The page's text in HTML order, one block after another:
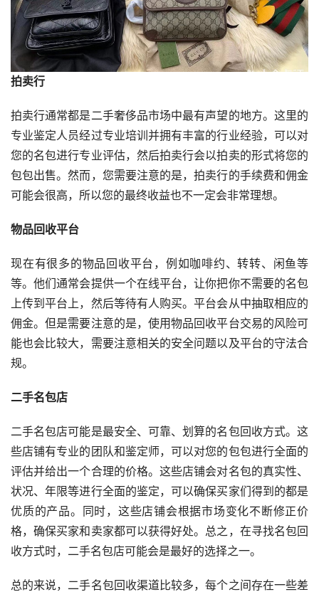
拍卖行
拍卖行通常都是二手奢侈品市场中最有声望的地方。这里的
专业鉴定人员经过专业培训并拥有丰富的行业经验，可以对
您的名包进行专业评估，然后拍卖行会以拍卖的形式将您的
包包出售。然而，您需要注意的是，拍卖行的手续费和佣金
可能会很高，所以您的最终收益也不一定会非常理想。
物品回收平台
现在有很多的物品回收平台，例如咖啡约、转转、闲鱼等
等。他们通常会提供一个在线平台，让你把你不需要的名包
上传到平台上，然后等待有人购买。平台会从中抽取相应的
佣金。但是需要注意的是，使用物品回收平台交易的风险可
能也会比较大，需要注意相关的安全问题以及平台的守法合
规。
二手名包店
二手名包店可能是最安全、可靠、划算的名包回收方式。这
些店铺有专业的团队和鉴定师，可以对您的包包进行全面的
评估并给出一个合理的价格。这些店铺会对名包的真实性、
状况、年限等进行全面的鉴定，可以确保买家们得到的都是
优质的产品。同时，这些店铺会根据市场变化不断修正价
格，确保买家和卖家都可以获得好处。总之，在寻找名包回
收方式时，二手名包店可能会是最好的选择之一。
总的来说，二手名包回收渠道比较多，每个之间存在一些差